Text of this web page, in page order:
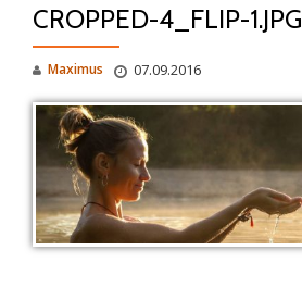
CROPPED-4_FLIP-1.JPG
Maximus 07.09.2016